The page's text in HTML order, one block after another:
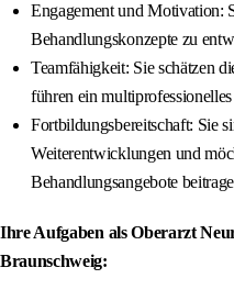
Engagement und Motivation:
Behandlungskonzepte zu
Teamfähigkeit: Sie schätzen
führen ein
Fortbildungsbereitschaft: Sie
Weiterentwicklungen und
Behandlungsangebote
Ihre Aufgaben als Oberarzt
Braunschweig: